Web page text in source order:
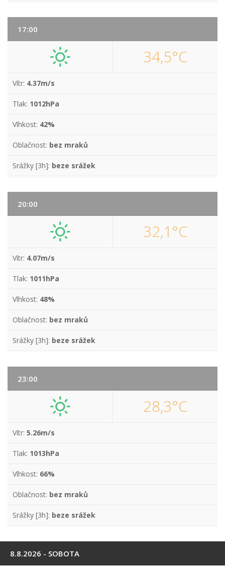
17:00
34,5°C
Vítr: 4.37m/s
Tlak: 1012hPa
Vlhkost: 42%
Oblačnost: bez mraků
Srážky [3h]: beze srážek
20:00
32,1°C
Vítr: 4.07m/s
Tlak: 1011hPa
Vlhkost: 48%
Oblačnost: bez mraků
Srážky [3h]: beze srážek
23:00
28,3°C
Vítr: 5.26m/s
Tlak: 1013hPa
Vlhkost: 66%
Oblačnost: bez mraků
Srážky [3h]: beze srážek
8.8.2026 - SOBOTA